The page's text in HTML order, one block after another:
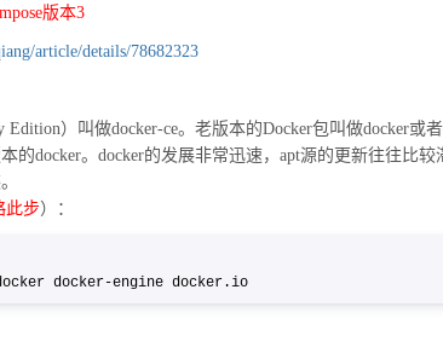
版本3
article/details/78682323
Edition）叫做docker-ce。老版本的Docker包叫做docker或
的docker。docker的发展非常迅速，apt源的更新往往比
此步）：
docker-engine docker.io